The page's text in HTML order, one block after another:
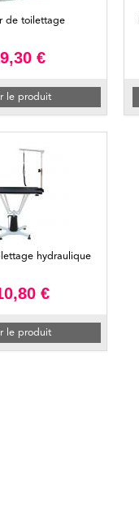
de toilettage
€
le produit
hydraulique
€
le produit